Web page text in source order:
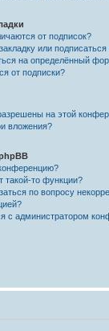
от подписок?
или
на определённый
от подписки?
на этой
вложения?
такой-то функции?
по вопросу
с администратором